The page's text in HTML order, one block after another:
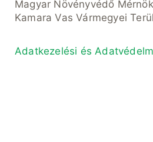
Magyar Növényvédő
Kamara Vas Vármegyei
Adatkezelési és